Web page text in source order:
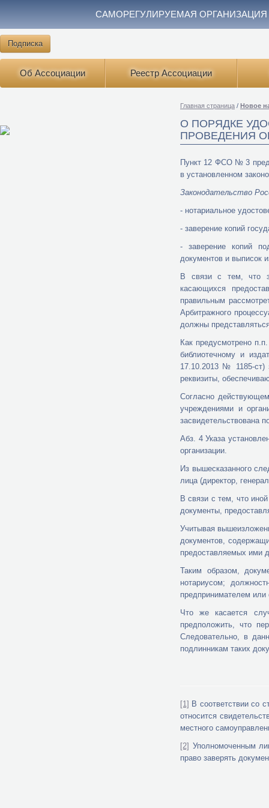
САМОРЕГУЛИРУЕМАЯ
Подписка
Об Ассоциации Реестр Ассоциации
Главная страница / Новое
О ПОРЯДКЕ
ПРОВЕДЕНИЯ
Пункт 12 ФСО № 3
в установленном
Законодательство
- нотариальное
- заверение копий
- заверение копий
документов и выписок
В связи с тем, что
касающихся
правильным
Арбитражного
должны
Как предусмотрено
библиотечному и
17.10.2013 № 1185-ст)
реквизиты,
Согласно
учреждениями и
засвидетельствована
Абз. 4 Указа
организации.
Из вышесказанного
лица (директор,
В связи с тем, что
документы,
Учитывая
документов,
предоставляемых ими
Таким образом,
нотариусом;
предпринимателем или
Что же касается
предположить, что
Следовательно, в
подлинникам таких
[1] В соответствии со
относится
местного
[2] Уполномоченным
право заверять